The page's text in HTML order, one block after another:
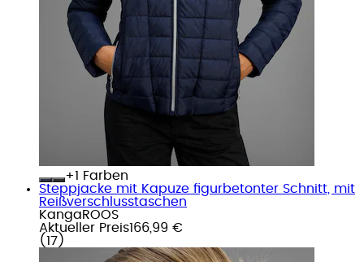
+
Farben
Steppjacke mit Kapuze figurbetonter Schnitt, mit
Reißverschlusstaschen
KangaROOS
Aktueller Preis166,99 €
( 17 )